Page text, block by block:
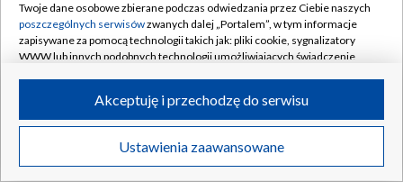
Rada Programowa
System NOS
Informacje o nadawcy
Program dla prasy
Ogłoszenie przetargowe
Kontakt
Kanały
©2026 Telewizja Polska S.A. w likwidacji
Twoje dane osobowe zbierane podczas odwiedzania przez Ciebie naszych
poszczególnych serwisówzwanych dalej „Portalem”, w tym informacje
zapisywane za pomocą technologii takich jak: pliki cookie, sygnalizatory
WWW lub innych podobnych technologii umożliwiających świadczenie
ruchu w Internecie.
Twoje dane osobowe zbierane podczas odwiedzania przez Ciebie
poszczególnych serwisówna Portalu, takie jak adresy IP, identyfikatory
Ustawienia zaawansowane
Akceptuję i przechodzę do serwisu